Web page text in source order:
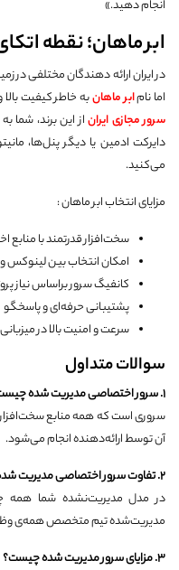
انجام دهید.»
ابر ماهان؛ نقطه
در ایران ارائه دهندگان مختلفی در
اما نامابر ماهانبه خاطر کیفیت
سرور مجازی ایراناز این برند، شما
دایرکت ادمین یا دیگر پنل‌ها،
می‌کنید.
مزایای انتخاب ابر ماهان :
سخت‌افزار قدرتمند با
امکان انتخاب بین لینوکس و
کانفیگ سرور براساس نیاز
پشتیبانی حرفه‌ای و پاسخگو
سرعت و امنیت بالا در میزبانی
سوالات متداول
۱. سرور اختصاصی مدیریت شده چیست؟
سروری است که همه منابع
آن توسط ارائه‌دهنده انجام می‌شود.
۲. تفاوت سرور اختصاصی مدیریت شده و مدیریت نشده چیست؟
در مدل مدیریت‌نشده شما همه
مدیریت‌شده تیم متخصص همه‌ی
۳. مزایای سرور مدیریت شده چیست؟